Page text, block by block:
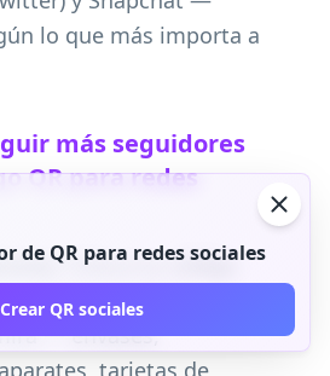
lo que más importa a
más seguidores
QR para redes
Coloca tu código
sociales donde tu
— envases,
tarjetas de
de QR para redes sociales
Crear QR sociales